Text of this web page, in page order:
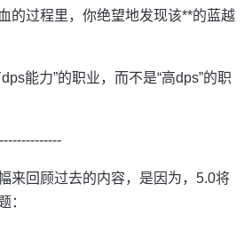
的过程里，你绝望地发现该**的蓝越
能力”的职业，而不是“高dps”的职
来回顾过去的内容，是因为，5.0将
：